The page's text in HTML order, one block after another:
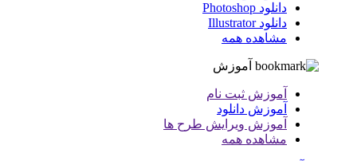
دانلود Photoshop
دانلود Illustrator
مشاهده همه
آموزش
آموزش ثبت نام
آموزش دانلود
آموزش ویرایش طرح ها
مشاهده همه